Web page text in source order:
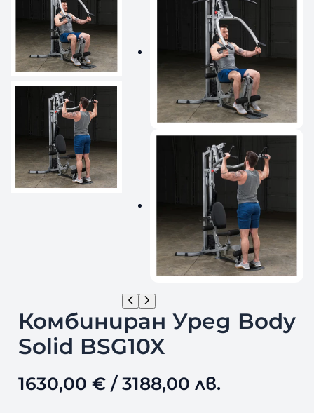
Комбиниран Уред Body
Solid BSG10X
1630,00 €/ 3188,00 лв.